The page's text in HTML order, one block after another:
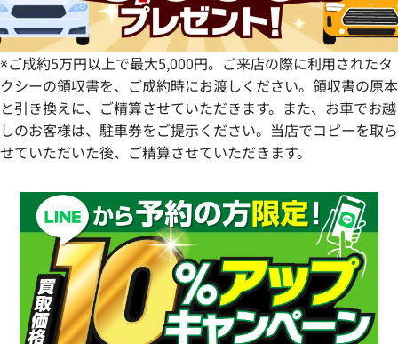
※ご成約5万円以上で最大5,000円。ご来店の際に利用されたタ
クシーの領収書を、ご成約時にお渡しください。領収書の原本
と引き換えに、ご精算させていただきます。また、お車でお越
しのお客様は、駐車券をご提示ください。当店でコピーを取ら
せていただいた後、ご精算させていただきます。